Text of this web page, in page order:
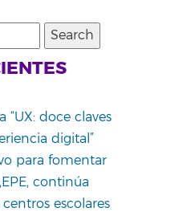
“UX: doce claves
digital”
para fomentar
continúa
escolares